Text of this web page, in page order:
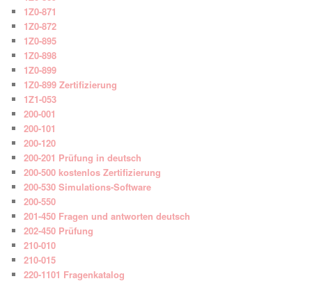
1Z0-871
1Z0-872
1Z0-895
1Z0-898
1Z0-899
1Z0-899 Zertifizierung
1Z1-053
200-001
200-101
200-120
200-201 Prüfung in deutsch
200-500 kostenlos Zertifizierung
200-530 Simulations-Software
200-550
201-450 Fragen und antworten deutsch
202-450 Prüfung
210-010
210-015
220-1101 Fragenkatalog